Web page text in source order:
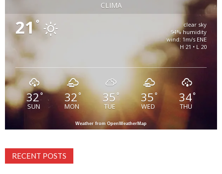
CLIMA
21°
clear sky
94% humidity
wind: 1m/s ENE
H 21 • L 20
32°
SUN
32°
MON
35°
TUE
35°
WED
34°
THU
Weather from OpenWeatherMap
RECENT POSTS